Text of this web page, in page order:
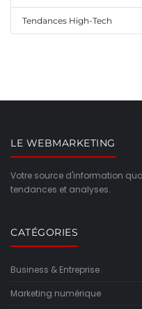
Tendances High-Tech
LE WEBMARKETING
Votre source d'information
tendances et analyses.
CATÉGORIES
Business & Entreprise
Marketing numérique